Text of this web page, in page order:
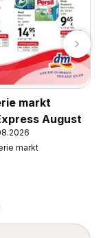
markt
August
markt